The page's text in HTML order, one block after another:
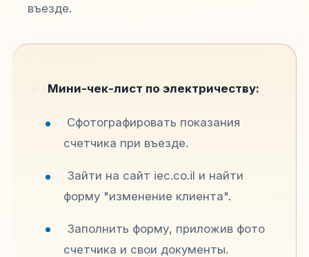
въезде.
Мини-чек-лист по электричеству:
Сфотографировать показания
счетчика при въезде.
Зайти на сайт iec.co.il и найти
форму "изменение клиента".
Заполнить форму, приложив фото
счетчика и свои документы.